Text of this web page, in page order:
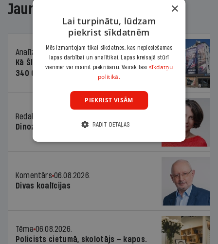
Jaunākajā žurnālā
Analīze
06.08.2026.
Kā Šlesera partija palika nesodīta par
340 000 vērtu reklāmas kampaņu
Redaktores sleja
Dinozaura triks
Komentārs 06.08.2026.
Divas koalīcijas
Tēma 06.08.2026.
Policists cietumā, skolotājs – kapos.
×
Lai turpinātu, lūdzam
piekrist sīkdatnēm
Mēs izmantojam tikai sīkdatnes, kas nepieciešamas
lapas darbībai un analītikai. Lapas kreisajā stūrī
vienmēr var mainīt piekrišanu. Vairāk lasi sīkdatņu
politikā.
PIEKRIST VISĀM
RĀDĪT DETAĻAS